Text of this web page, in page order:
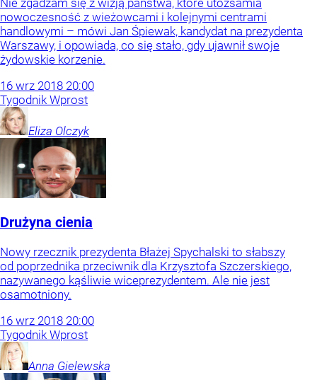
nowoczesność z wieżowcami i kolejnymi centrami
handlowymi – mówi Jan Śpiewak, kandydat na prezydenta
Warszawy, i opowiada, co się stało, gdy ujawnił swoje
żydowskie korzenie.
16 wrz 2018 20:00
Tygodnik Wprost
Eliza Olczyk
Drużyna cienia
Nowy rzecznik prezydenta Błażej Spychalski to słabszy
od poprzednika przeciwnik dla Krzysztofa Szczerskiego,
nazywanego kąśliwie wiceprezydentem. Ale nie jest
osamotniony.
16 wrz 2018 20:00
Tygodnik Wprost
Anna Gielewska